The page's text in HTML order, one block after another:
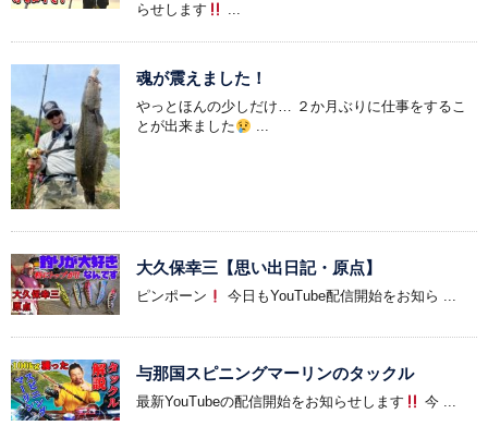
らせします
...
魂が震えました！
やっとほんの少しだけ… ２か月ぶりに仕事をするこ
とが出来ました
...
大久保幸三【思い出日記・原点】
ピンポーン 今日もYouTube配信開始をお知ら ...
与那国スピニングマーリンのタックル
最新YouTubeの配信開始をお知らせします 今 ...